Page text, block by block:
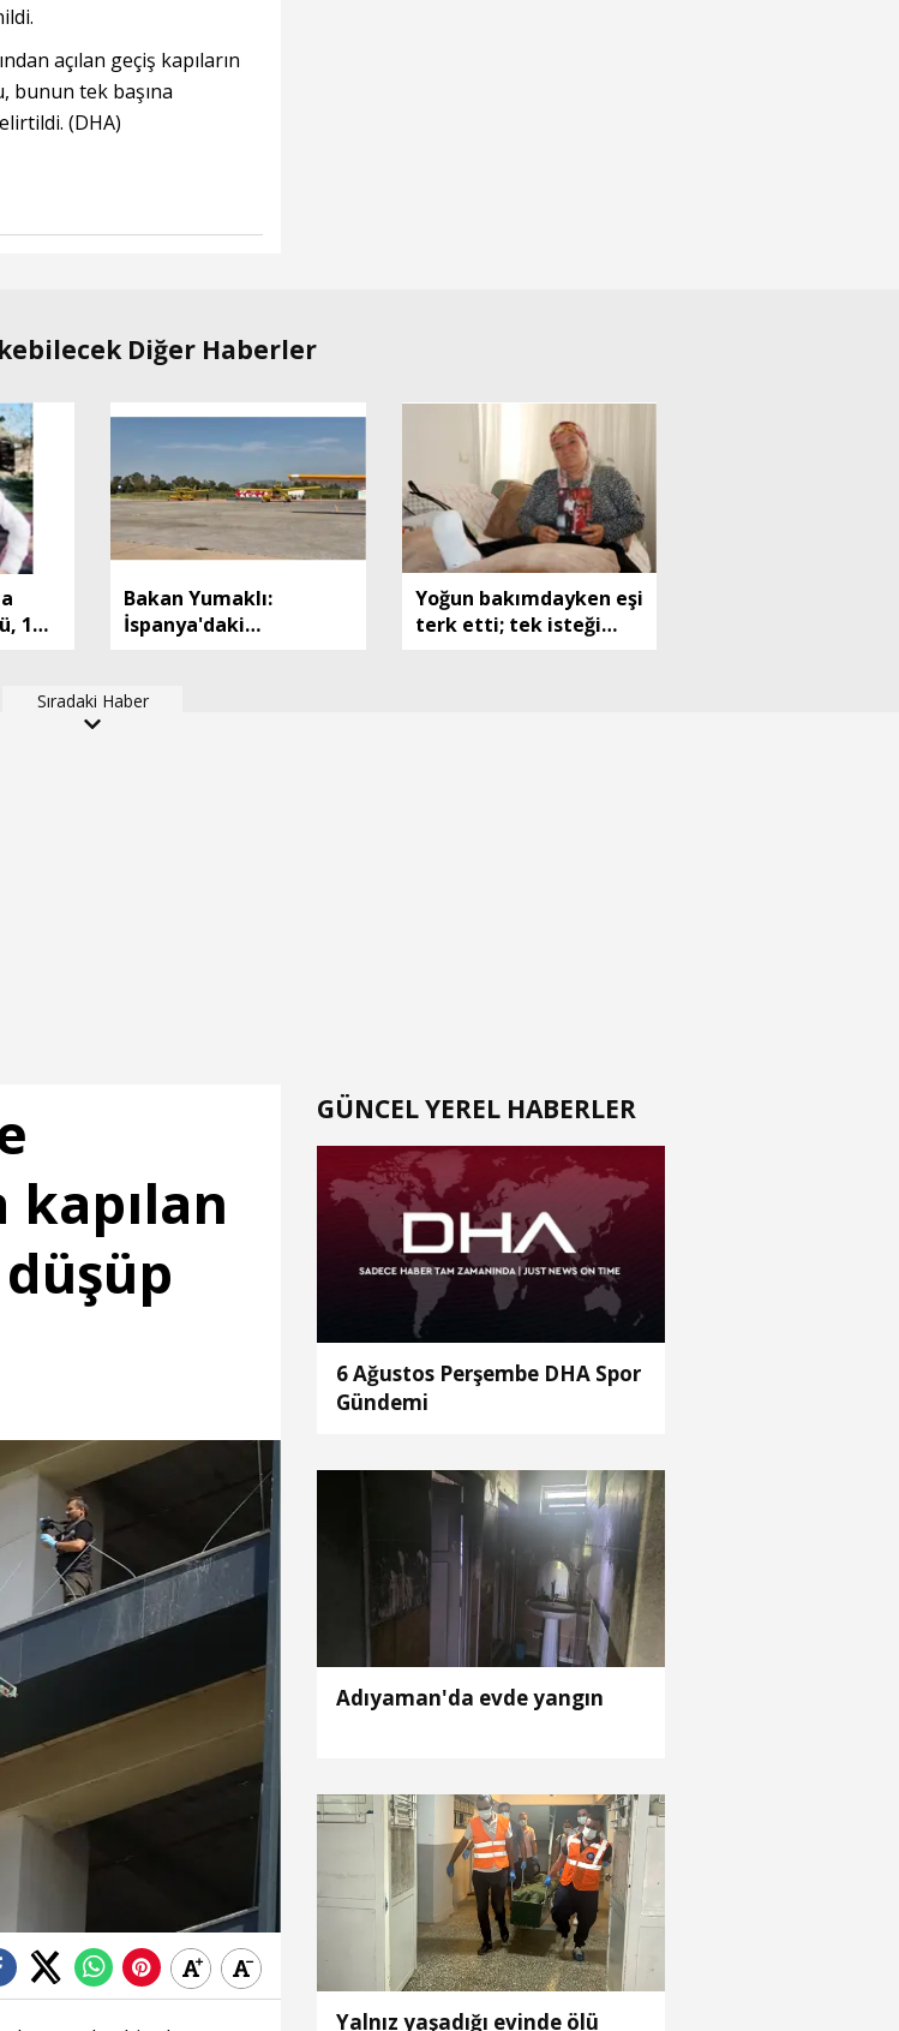
açılan geçiş kapıların
bunun tek başına
(DHA)
Diğer Haberler
1
Bakan Yumaklı:
İspanya'daki
döndü
Yoğun bakımdayken eşi
terk etti; tek isteği
Sıradaki Haber
kapılan
GÜNCEL YEREL HABERLER
6 Ağustos Perşembe DHA Spor
Gündemi
Adıyaman'da evde yangın
Yalnız yaşadığı evinde ölü